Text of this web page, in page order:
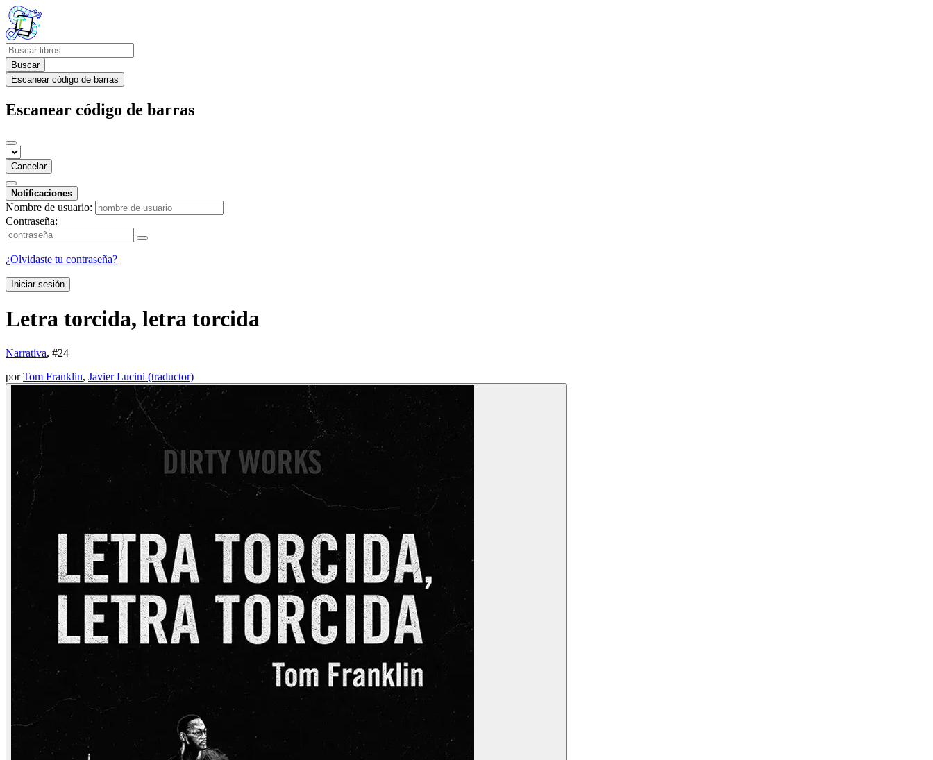
Buscar
Escanear código de barras
Escanear código de barras
Cancelar
Notificaciones
Nombre de usuario:
Contraseña:
¿Olvidaste tu contraseña?
Iniciar sesión
Letra torcida, letra torcida
Narrativa, #24
porTom Franklin, Javier Lucini (traductor)